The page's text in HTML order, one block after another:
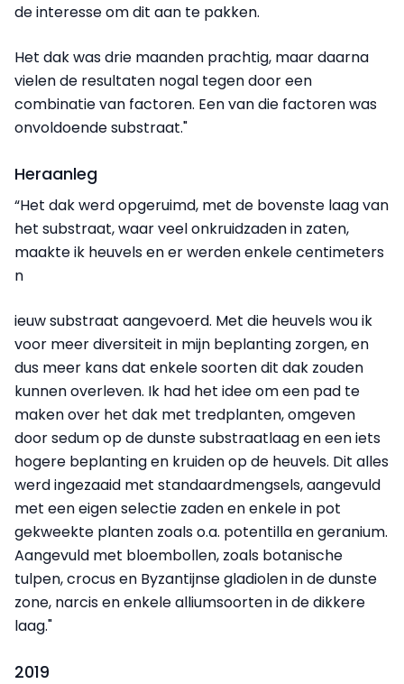
de interesse om dit aan te pakken.
Het dak was drie maanden prachtig, maar daarna
vielen de resultaten nogal tegen door een
combinatie van factoren. Een van die factoren was
onvoldoende substraat."
Heraanleg
“Het dak werd opgeruimd, met de bovenste laag van
het substraat, waar veel onkruidzaden in zaten,
maakte ik heuvels en er werden enkele centimeters
n
ieuw substraat aangevoerd. Met die heuvels wou ik
voor meer diversiteit in mijn beplanting zorgen, en
dus meer kans dat enkele soorten dit dak zouden
kunnen overleven. Ik had het idee om een pad te
maken over het dak met tredplanten, omgeven
door sedum op de dunste substraatlaag en een iets
hogere beplanting en kruiden op de heuvels. Dit alles
werd ingezaaid met standaardmengsels, aangevuld
met een eigen selectie zaden en enkele in pot
gekweekte planten zoals o.a. potentilla en geranium.
Aangevuld met bloembollen, zoals botanische
tulpen, crocus en Byzantijnse gladiolen in de dunste
zone, narcis en enkele alliumsoorten in de dikkere
laag."
2019